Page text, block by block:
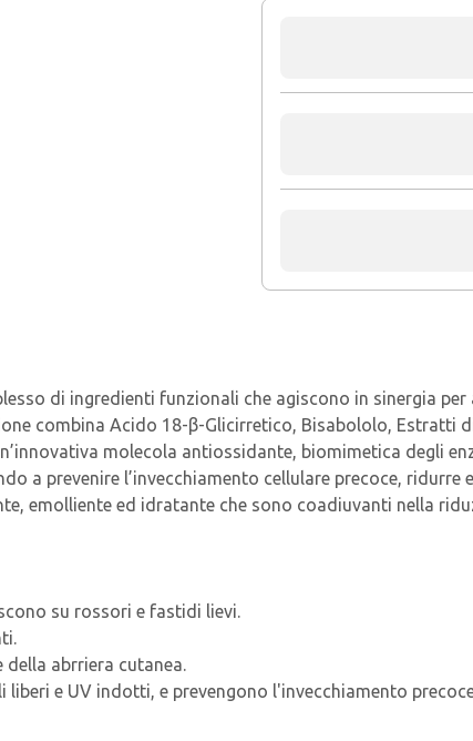
di ingredienti funzionali che agiscono in sinergia
combina Acido 18-β-Glicirretico, Bisabololo, Estratti
molecola antiossidante, biomimetica degli
a prevenire l’invecchiamento cellulare precoce,
emolliente ed idratante che sono coadiuvanti nella
su rossori e fastidi lievi.
abrriera cutanea.
e UV indotti, e prevengono l'invecchiamento